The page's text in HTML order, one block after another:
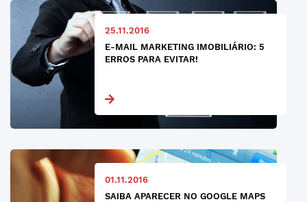
25.11.2016
E-MAIL MARKETING IMOBILIÁRIO: 5
ERROS PARA EVITAR!
01.11.2016
SAIBA APARECER NO GOOGLE MAPS